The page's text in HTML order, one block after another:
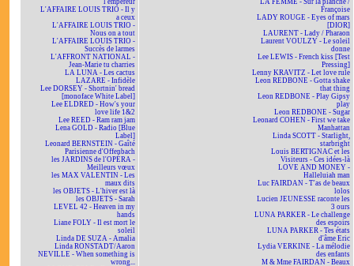
l'empereur
L'AFFAIRE LOUIS TRIO - Il y
a ceux
L'AFFAIRE LOUIS TRIO -
Nous on a tout
L'AFFAIRE LOUIS TRIO -
Succès de larmes
L'AFFRONT NATIONAL -
Jean-Marie tu charries
LA LUNA - Les cactus
LAZARE - Infidèle
Lee DORSEY - Shortnin' bread
[monoface White Label]
Lee ELDRED - How's your
love life 1&2
Lee REED - Ram ram jam
Lena GOLD - Radio [Blue
Label]
Leonard BERNSTEIN - Gaîté
Parisienne d'Offenbach
les JARDINS de l'OPÉRA -
Meilleurs vœux
les MAX VALENTIN - Les
maux dits
les OBJETS - L'hiver est là
les OBJETS - Sarah
LEVEL 42 - Heaven in my
hands
Liane FOLY - Il est mort le
soleil
Linda DE SUZA - Amalia
Linda RONSTADT/Aaron
NEVILLE - When something is
wrong...
LA FEMME - Sur la planche /
Françoise
LADY ROUGE - Eyes of mars
[DIOR]
LAURENT - Lady / Pharaon
Laurent VOULZY - Le soleil
donne
Lee LEWIS - French kiss [Test
Pressing]
Lenny KRAVITZ - Let love rule
Leon REDBONE - Gotta shake
that thing
Leon REDBONE - Play Gipsy
play
Leon REDBONE - Sugar
Leonard COHEN - First we take
Manhattan
Linda SCOTT - Starlight,
starbright
Louis BERTIGNAC et les
Visiteurs - Ces idées-là
LOVE AND MONEY -
Halleluiah man
Luc FAIRDAN - T'as de beaux
lolos
Lucien JEUNESSE raconte les
3 ours
LUNA PARKER - Le challenge
des espoirs
LUNA PARKER - Tes états
d'âme Eric
Lydia VERKINE - La mélodie
des enfants
M & Mme FAIRDAN - Beaux